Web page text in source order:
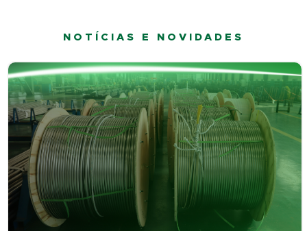
NOTÍCIAS E NOVIDADES